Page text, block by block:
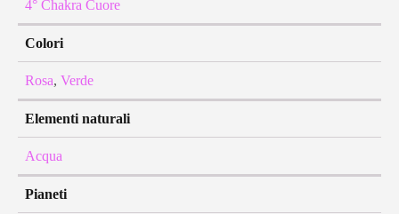
4° Chakra Cuore
Colori
Rosa, Verde
Elementi naturali
Acqua
Pianeti